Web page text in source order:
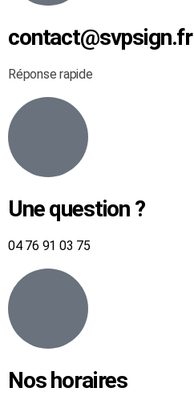
contact@svpsign.fr
Réponse rapide
Une question ?
04 76 91 03 75
Nos horaires